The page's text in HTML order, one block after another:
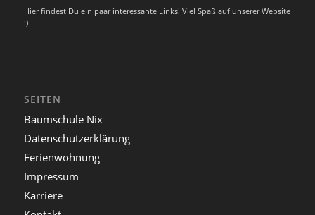
Hier findest Du ein paar interessante Links! Viel Spaß auf unserer Website
:)
SEITEN
Baumschule Nix
Datenschutzerklärung
Ferienwohnung
Impressum
Karriere